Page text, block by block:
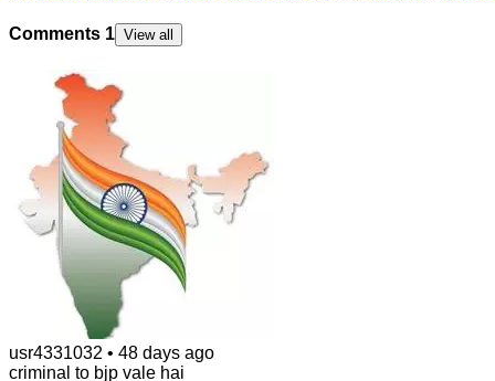
Comments 1 View all
usr4331032 • 48 days ago
criminal to bjp vale hai